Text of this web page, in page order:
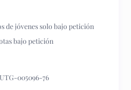
de jóvenes solo bajo petición
bajo petición
005096-76